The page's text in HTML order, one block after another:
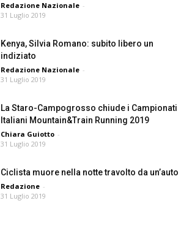
Redazione Nazionale -
31 Luglio 2019
Kenya, Silvia Romano: subito libero un
indiziato
Redazione Nazionale -
31 Luglio 2019
La Staro-Campogrosso chiude i Campionati
Italiani Mountain&Train Running 2019
Chiara Guiotto -
31 Luglio 2019
Ciclista muore nella notte travolto da un’auto
Redazione -
31 Luglio 2019